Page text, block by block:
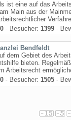
ist eine auf das
Main aus der
- Besucher: 1399 -
Bendfeldt
dem Gebiet des
bieten.
Arbeitsrecht
- Besucher: 1505 -